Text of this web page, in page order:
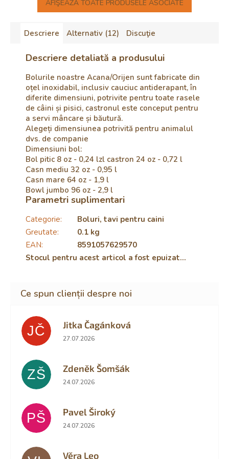
AFIŞEAZĂ TOATE PRODUSELE ASOCIATE
Descriere Alternativ (12) Discuţie
Descriere detaliată a produsului
Bolurile noastre Acana/Orijen sunt fabricate din
oțel inoxidabil, inclusiv cauciuc antiderapant, în
diferite dimensiuni, potrivite pentru toate rasele
de câini și pisici, castronul este conceput pentru
a servi mâncare și băutură.
Alegeți dimensiunea potrivită pentru animalul
dvs. de companie
Dimensiuni bol:
Bol pitic 8 oz - 0,24 lzl castron 24 oz - 0,72 l
Casn mediu 32 oz - 0,95 l
Casn mare 64 oz - 1,9 l
Bowl jumbo 96 oz - 2,9 l
Parametri suplimentari
Categorie:
Boluri, tavi pentru caini
Greutate:
0.1 kg
EAN:
8591057629570
Stocul pentru acest articol a fost epuizat…
JČ Jitka Čagánková
Ratingul magazinului este 5 din 5 stele.
27.07.2026
ZŠ Zdeněk Šomšák
Ratingul magazinului este 5 din 5 stele.
24.07.2026
PŠ Pavel Široký
Ratingul magazinului este 5 din 5 stele.
24.07.2026
Věra Leo